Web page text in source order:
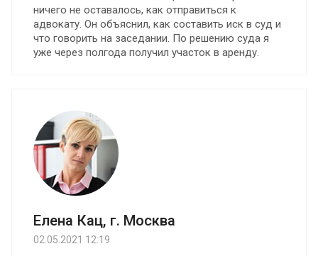
ничего не оставалось, как отправиться к
адвокату. Он объяснил, как составить иск в суд и
что говорить на заседании. По решению суда я
уже через полгода получил участок в аренду.
Елена Кац, г. Москва
02.05.2021 12:19